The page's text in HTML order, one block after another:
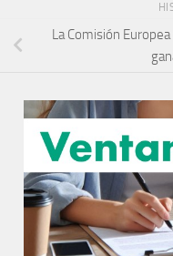
La Comisión